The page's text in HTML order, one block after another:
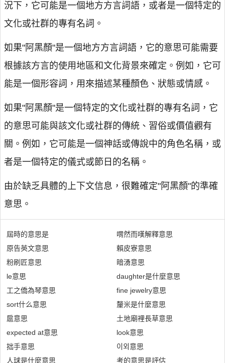
況下，它可能是一個地方方言詞語，或者是一個特定的
文化或社群的專有名詞。
如果"阿黑顏"是一個地方方言詞語，它的意思可能需要
根據該方言的使用地區和文化背景來確定。例如，它可
能是一個形容詞，用來描述某種顏色、狀態或情感。
如果"阿黑顏"是一個特定的文化或社群的專有名詞，它
的意思可能與該文化或社群的傳統、習俗或價值觀有
關。例如，它可能是一個神話或傳說中的角色名稱，或
者是一個特定的儀式或節日的名稱。
由於缺乏具體的上下文信息，很難確定"阿黑顏"的準確
意思。
屆時的意思是
原告英文意思
粉刷匠意思
le意思
工之僑為琴意思
sort什么意思
扈意思
expected at意思
拙手意思
人球是什麼意思
喟然而嘆解釋意思
賴皮寮意思
暗湧意思
daughter是什麼意思
fine jewelry意思
釐米是什麼意思
土地廟裡長草意思
look意思
이외意思
考的意思是評估